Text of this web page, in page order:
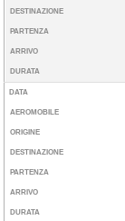
DESTINAZIONE
PARTENZA
ARRIVO
DURATA
DATA
AEROMOBILE
ORIGINE
DESTINAZIONE
PARTENZA
ARRIVO
DURATA